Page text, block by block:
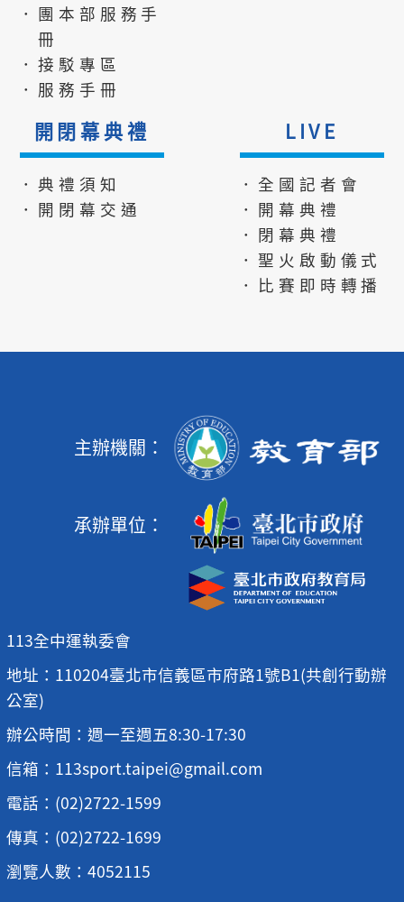
．團本部服務手
冊
．接駁專區
．服務手冊
開閉幕典禮
．典禮須知
．開閉幕交通
LIVE
．全國記者會
．開幕典禮
．閉幕典禮
．聖火啟動儀式
．比賽即時轉播
主辦機關：
承辦單位：
113全中運執委會
地址：110204臺北市信義區市府路1號B1(共創行動辦
公室)
辦公時間：週一至週五8:30-17:30
信箱：113sport.taipei@gmail.com
電話：(02)2722-1599
傳真：(02)2722-1699
瀏覽人數：4052115